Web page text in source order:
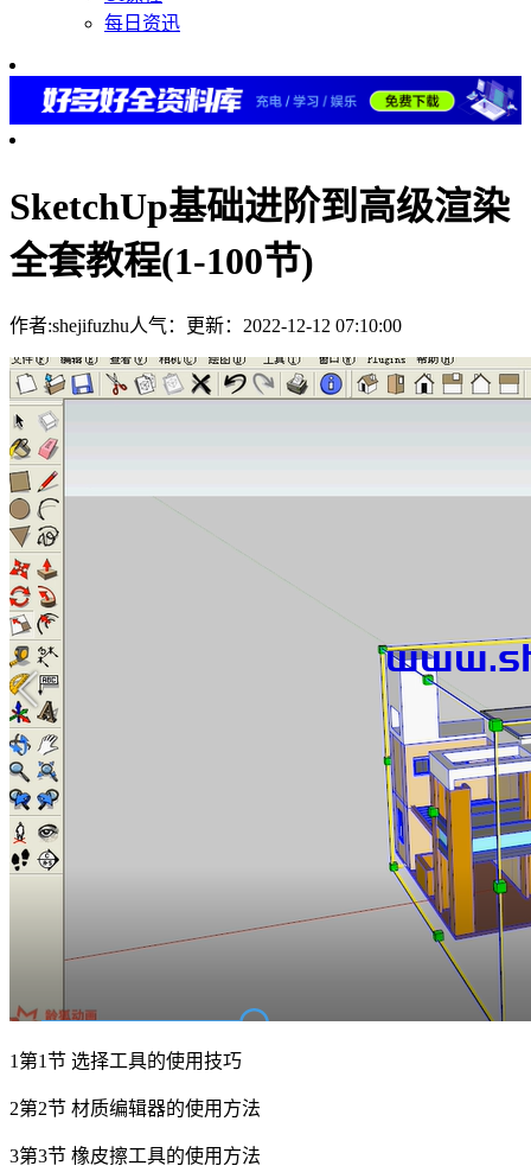
每日资迅
SketchUp基础进阶到高级渲染
全套教程(1-100节)
作者:shejifuzhu人气： 更新：2022-12-12 07:10:00
1第1节 选择工具的使用技巧
2第2节 材质编辑器的使用方法
3第3节 橡皮擦工具的使用方法